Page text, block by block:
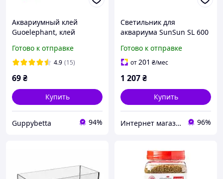
Аквариумный клей
Guoelephant, клей
Готово к отправке
4.9 (15)
69₴
Купить
Guppybetta 94%
Светильник для
аквариума SunSun SL 600
Готово к отправке
от201 ₴/мес
1 207₴
Купить
Интернет магазин "HELMON" 96%